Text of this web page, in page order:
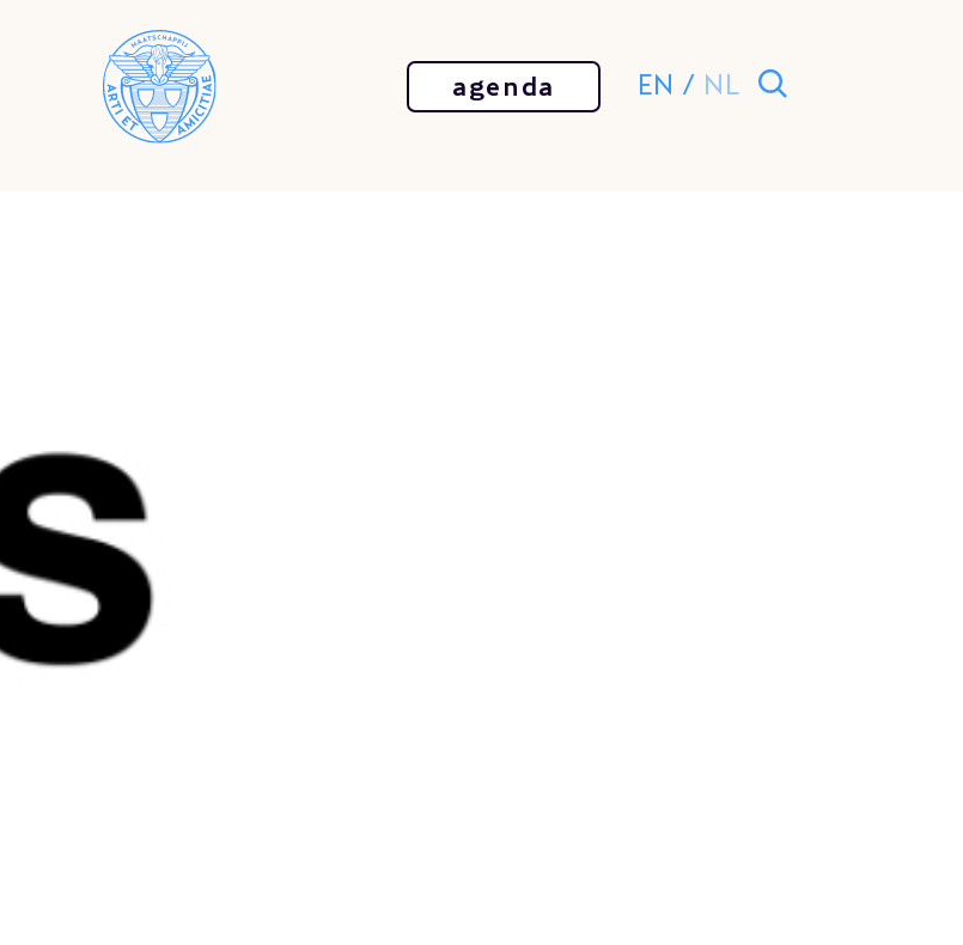
agenda EN / NL